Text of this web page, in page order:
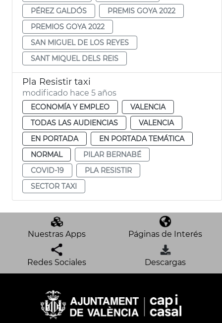
PÉREZ GALDÓS
PREMIS GOYA 2022
PREMIOS GOYA 2022
SAN MIGUEL DE LOS REYES
SANT MIQUEL DELS REIS
Pla Resistir taxi
modificado hace 5 años
ECONOMÍA Y EMPLEO
VALENCIA
TODAS LAS AUDIENCIAS
VALENCIA
EN PORTADA
EN PORTADA TEMÁTICA
NORMAL
PILAR BERNABÉ
COVID-19
PLA RESISTIR
SECTOR TAXI
Nuestras Apps Páginas de Interés
Redes Sociales Descargas